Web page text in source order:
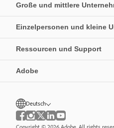
Große und mittlere
Einzelpersonen und kleine
Ressourcen und Support
Adobe
Deutsch